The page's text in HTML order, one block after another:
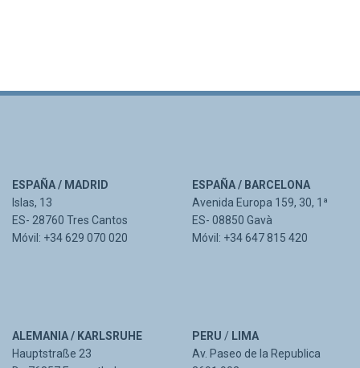
ESPAÑA / MADRID
Islas, 13
ES- 28760 Tres Cantos
Móvil: +34 629 070 020
ESPAÑA / BARCELONA
Avenida Europa 159, 30, 1ª
ES- 08850 Gavà
Móvil: +34 647 815 420
ALEMANIA / KARLSRUHE
Hauptstraße 23
PERU / LIMA
Av. Paseo de la Republica